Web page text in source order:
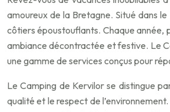
amoureux de la Bretagne. Situé dans
côtiers époustouflants. Chaque
ambiance décontractée et festive. Le
une gamme de services conçus pour
Le Camping de Kervilor se distingue
qualité et le respect de